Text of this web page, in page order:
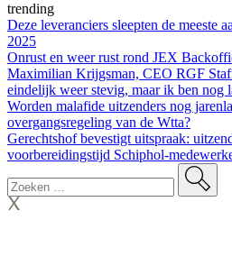
trending
Deze leveranciers sleepten de meeste
2025
Onrust en weer rust rond JEX
Maximilian Krijgsman, CEO RGF
eindelijk weer stevig, maar ik ben nog
Worden malafide uitzenders nog
overgangsregeling van de Wtta?
Gerechtshof bevestigt uitspraak:
voorbereidingstijd Schiphol-